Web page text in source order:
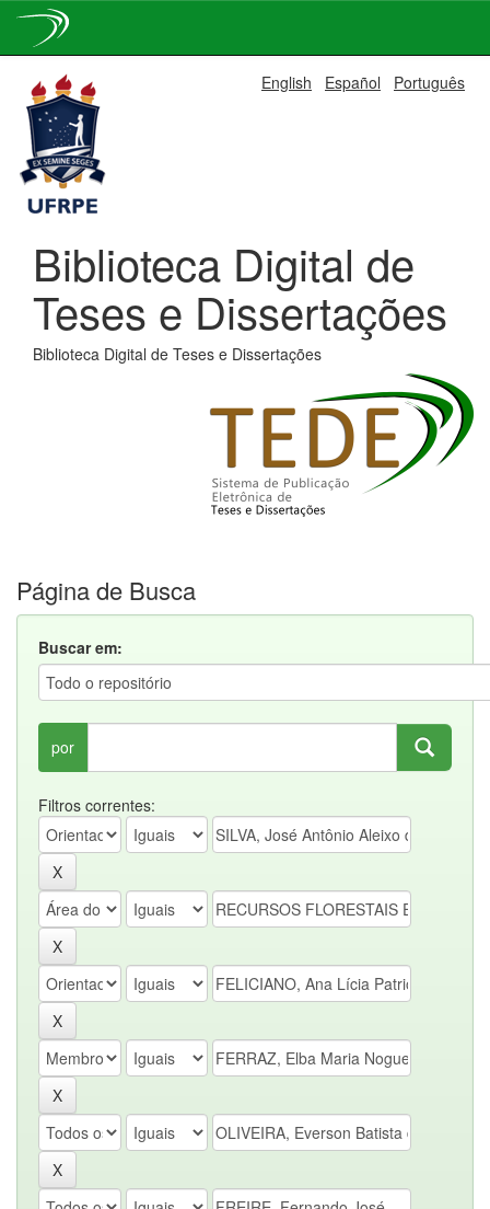
navigation
English Español Português
Biblioteca Digital de
Teses e Dissertações
Biblioteca Digital de Teses e Dissertações
Página de Busca
Buscar em:
por
Filtros correntes: